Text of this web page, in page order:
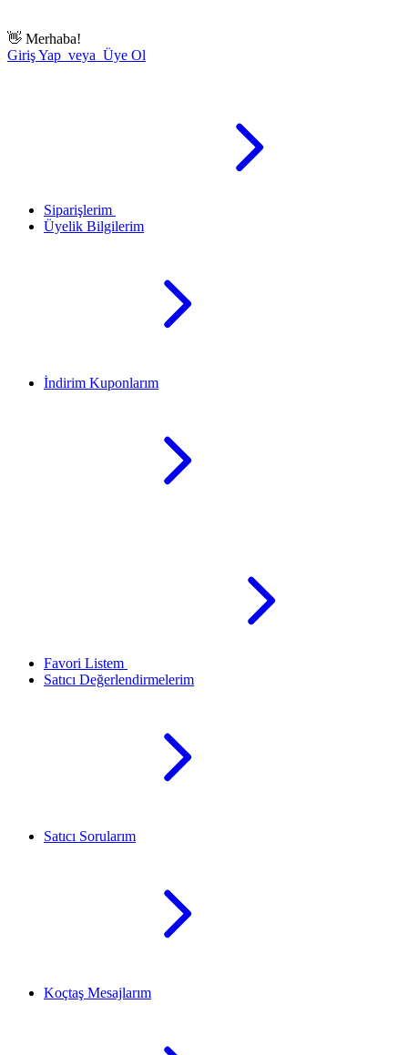
👋 Merhaba!
Giriş Yap veya Üye Ol
Siparişlerim
Üyelik Bilgilerim
İndirim Kuponlarım
Favori Listem
Satıcı Değerlendirmelerim
Satıcı Sorularım
Koçtaş Mesajlarım